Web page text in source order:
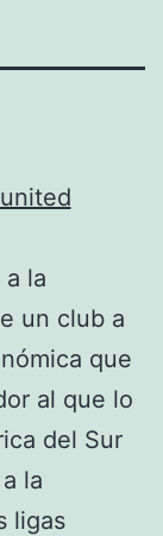
la
un club a
que
al que lo
del Sur
la
ligas